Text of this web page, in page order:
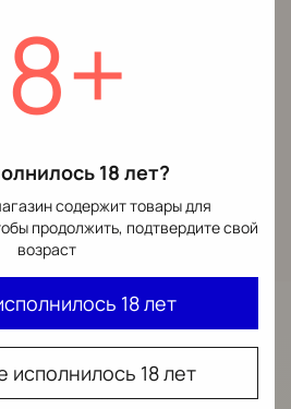
18 лет?
содержит товары для
продолжить, подтвердите свой
возраст
18 лет
исполнилось 18 лет
387-76-72
версия сайта